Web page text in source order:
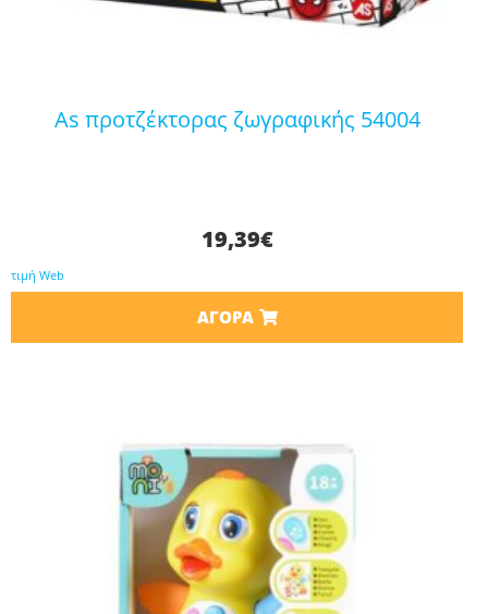
as προτζέκτορας ζωγραφικής 54004
19,39€
τιμή Web
ΑΓΟΡΆ